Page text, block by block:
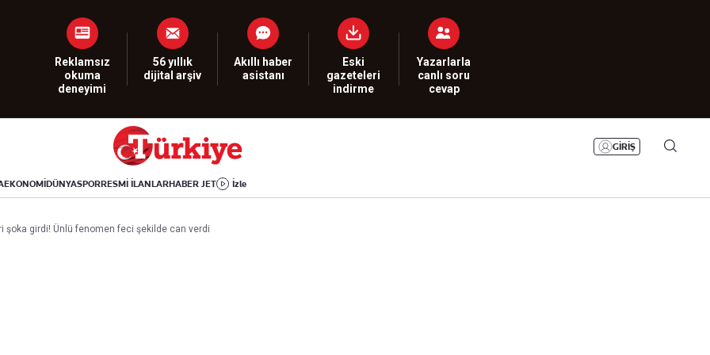
Reklamsız
okuma
deneyimi
56 yıllık
dijital arşiv
Akıllı haber
asistanı
Eski
gazeteleri
indirme
Yazarlarla
canlı soru
cevap
GİRİŞ
EKONOMİDÜNYASPORRESMİ İLANLARHABER JET İzle
Orta Doğu
Avrupa
Amerika
İsrail-Gazze
Yaşam
Sağlık
Hava Durumu
Yemek
Aktüel
Kültür-Sanat
Sinema
Arkeoloji
Kitap
Namaz Vakitleri
Sesli Yayınlar
şoka girdi! Ünlü fenomen feci şekilde can verdi